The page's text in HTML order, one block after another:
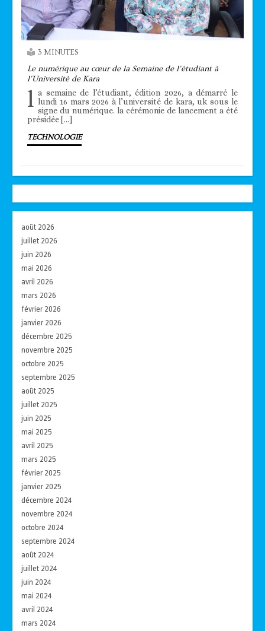
3 MINUTES
Le numérique au cœur de la Semaine de l’étudiant à
l’Université de Kara
l a semaine de l’étudiant, édition 2026, a démarré le
lundi 16 mars 2026 à l’université de kara, uk sous le
signe du numérique. la cérémonie de lancement a été
présidée […]
TECHNOLOGIE
août 2026
juillet 2026
juin 2026
mai 2026
avril 2026
mars 2026
février 2026
janvier 2026
décembre 2025
novembre 2025
octobre 2025
septembre 2025
août 2025
juillet 2025
juin 2025
mai 2025
avril 2025
mars 2025
février 2025
janvier 2025
décembre 2024
novembre 2024
octobre 2024
septembre 2024
août 2024
juillet 2024
juin 2024
mai 2024
avril 2024
mars 2024